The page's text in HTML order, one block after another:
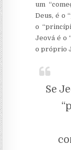
um
Deus, é o
o
Jeová é o
o próprio
Se